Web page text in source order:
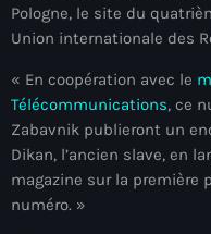
mai 2024
Catégories
: Internet Haiti
Pologne, le site du
Union internationale des
« En coopération avec le
Télécommunications, ce
Zabavnik publieront un
Dikan, l’ancien slave, en
magazine sur la première
numéro. »